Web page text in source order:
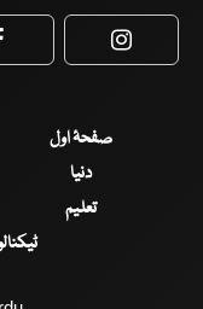
صفحۂ اول
دنیا
تعلیم